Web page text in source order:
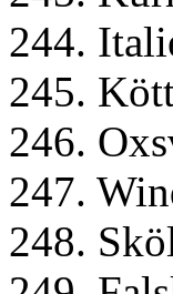
244.
245.
246.
247.
248.